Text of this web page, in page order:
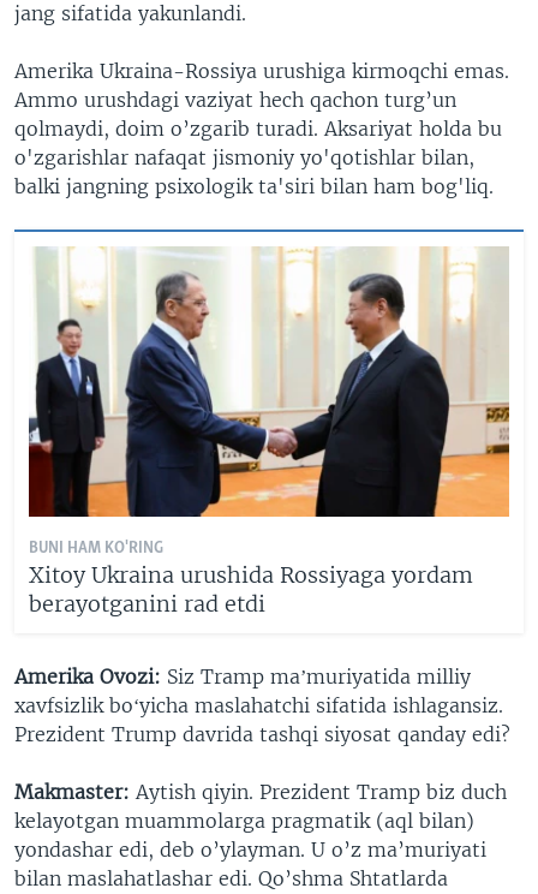
jang sifatida yakunlandi.
Amerika Ukraina-Rossiya urushiga kirmoqchi emas.
Ammo urushdagi vaziyat hech qachon turg’un
qolmaydi, doim o’zgarib turadi. Aksariyat holda bu
o'zgarishlar nafaqat jismoniy yo'qotishlar bilan,
balki jangning psixologik ta'siri bilan ham bog'liq.
BUNI HAM KO'RING
Xitoy Ukraina urushida Rossiyaga yordam
berayotganini rad etdi
Amerika Ovozi: Siz Tramp maʼmuriyatida milliy
xavfsizlik boʻyicha maslahatchi sifatida ishlagansiz.
Prezident Trump davrida tashqi siyosat qanday edi?
Makmaster: Aytish qiyin. Prezident Tramp biz duch
kelayotgan muammolarga pragmatik (aql bilan)
yondashar edi, deb o’ylayman. U o’z ma’muriyati
bilan maslahatlashar edi. Qo’shma Shtatlarda